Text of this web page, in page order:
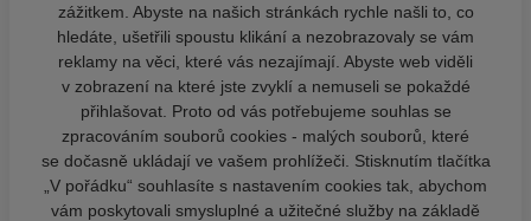
zážitkem. Abyste na našich stránkách rychle našli to, co
hledáte, ušetřili spoustu klikání a nezobrazovaly se vám
reklamy na věci, které vás nezajímají. Abyste web viděli
v zobrazení na které jste zvyklí a nemuseli se pokaždé
přihlašovat. Proto od vás potřebujeme souhlas se
zpracováním souborů cookies - malých souborů, které
se dočasně ukládají ve vašem prohlížeči. Stisknutím tlačítka
„V pořádku“ souhlasíte s nastavením cookies tak, abychom
vám poskytovali smysluplné a užitečné služby na základě